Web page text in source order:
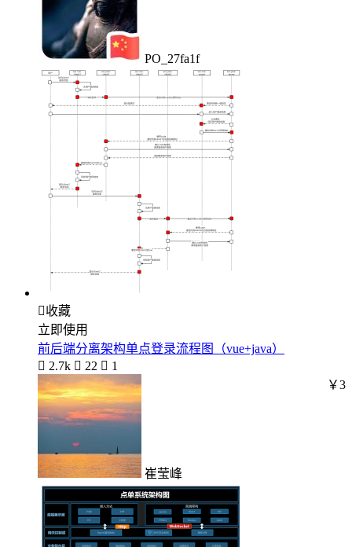
PO_27fa1f
收藏
立即使用
前后端分离架构单点登录流程图（vue+java）
 2.7k  22  1
崔莹峰
￥3